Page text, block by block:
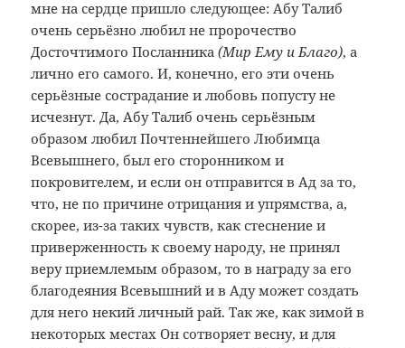
мне на сердце пришло следующее: Абу Талиб
очень серьёзно любил не пророчество
Досточтимого Посланника(Мир Ему и Благо), а
лично его самого. И, конечно, его эти очень
серьёзные сострадание и любовь попусту не
исчезнут. Да, Абу Талиб очень серьёзным
образом любил Почтеннейшего Любимца
Всевышнего, был его сторонником и
покровителем, и если он отправится в Ад за то,
что, не по причине отрицания и упрямства, а,
скорее, из-за таких чувств, как стеснение и
приверженность к своему народу, не принял
веру приемлемым образом, то в награду за его
благодеяния Всевышний и в Аду может создать
для него некий личный рай. Так же, как зимой в
некоторых местах Он сотворяет весну, и для